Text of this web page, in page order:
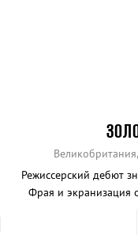
Режиссерский дебют
Фрая и экранизация